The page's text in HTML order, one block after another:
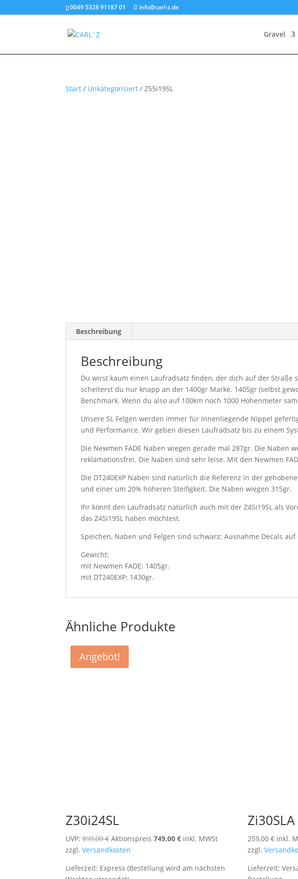
0049 5328 91187 01 info@carl-z.de
Gravel
Start / Unkategorisiert / Z55i19SL
Beschreibung
Beschreibung
Du wirst kaum einen Laufradsatz finden, der dich auf der Straße
scheiterst du nur knapp an der 1400gr Marke. 1405gr (selbst
Benchmark. Wenn du also auf 100km noch 1000 Höhenmeter
Unsere SL Felgen werden immer für innenliegende Nippel
und Performance. Wir geben diesen Laufradsatz bis zu einem
Die Newmen FADE Naben wiegen gerade mal 287gr. Die
reklamationsfrei. Die Naben sind sehr leise. Mit den Newmen
Die DT240EXP Naben sind natürlich die Referenz in der
und einer um 20% höheren Steifigkeit. Die Naben wiegen 315gr.
Ihr könnt den Laufradsatz natürlich auch mit der Z45i19SL als
das Z45i19SL haben möchtest.
Speichen, Naben und Felgen sind schwarz; Ausnahme Decals
Gewicht:
mit Newmen FADE: 1405gr.
mit DT240EXP: 1430gr.
Ähnliche Produkte
Angebot!
Z30i24SL
UVP: 899,00€ Ursprünglicher
Preis
899,00 €
Aktionspreis 749,00€Aktueller
749,00 €.
inkl. MWSt
zzgl.Versandkosten
Lieferzeit: Express (Bestellung wird am nächsten
Zi30SLA
259,00 € inkl.
zzgl.
Lieferzeit: